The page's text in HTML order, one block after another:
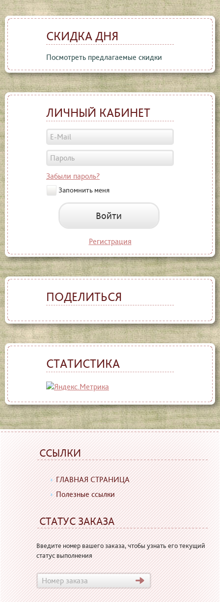
СКИДКА ДНЯ
Посмотреть предлагаемые скидки
ЛИЧНЫЙ КАБИНЕТ
Забыли пароль?
Запомнить меня
Войти
Регистрация
ПОДЕЛИТЬСЯ
СТАТИСТИКА
ССЫЛКИ
ГЛАВНАЯ СТРАНИЦА
Полезные ссылки
СТАТУС ЗАКАЗА
Введите номер вашего заказа, чтобы узнать его текущий
статус выполнения